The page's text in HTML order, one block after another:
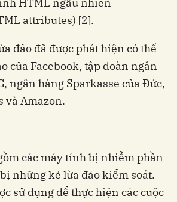
HTML ngẫu nhiên
attributes) [2].
đảo đã được phát hiện có thể
của Facebook, tập đoàn ngân
ngân hàng Sparkasse của Đức,
và Amazon.
các máy tính bị nhiễm phần
những kẻ lừa đảo kiểm soát.
sử dụng để thực hiện các cuộc